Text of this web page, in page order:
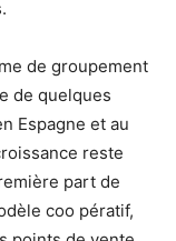
de groupement
de quelques
Espagne et au
reste
part de
coo pératif,